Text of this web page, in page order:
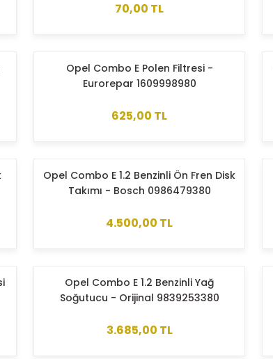
70,00 TL
Opel Combo E Polen Filtresi -
Eurorepar 1609998980
625,00 TL
Opel Combo E 1.2 Benzinli Ön Fren Disk
Takımı - Bosch 0986479380
4.500,00 TL
Opel Combo E 1.2 Benzinli Yağ
Soğutucu - Orijinal 9839253380
3.685,00 TL